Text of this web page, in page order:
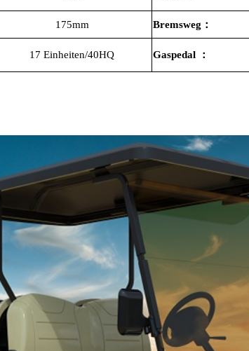
175mm Bremsweg ：
17 Einheiten/40HQ Gaspedal ：